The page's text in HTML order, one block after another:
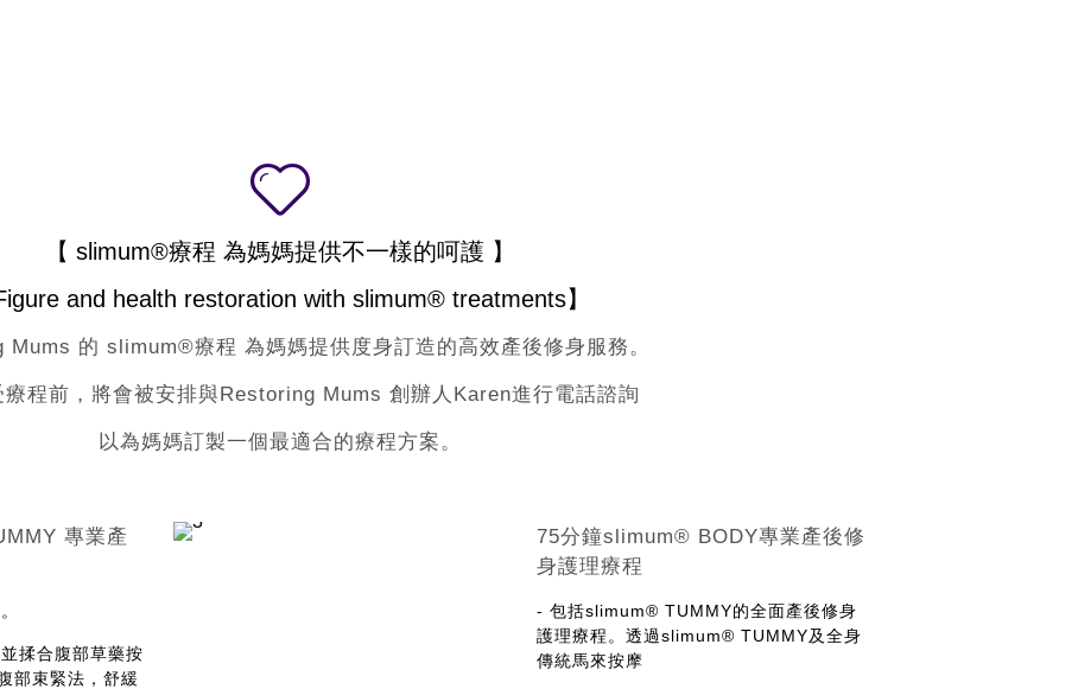
【 slimum®療程 為媽媽提供不一樣的呵護 】
Figure and health restoration with slimum® treatments】
Mums 的 slimum®療程 為媽媽提供度身訂造的高效產後修身服務。
療程前，將會被安排與Restoring Mums 創辦人Karen進行電話諮詢
以為媽媽訂製一個最適合的療程方案。
專業產
揉合腹部草藥按
部束緊法，舒緩
75分鐘slimum® BODY專業產後修
身護理療程
- 包括slimum® TUMMY的全面產後修身
護理療程。透過slimum® TUMMY及全身
傳統馬來按摩